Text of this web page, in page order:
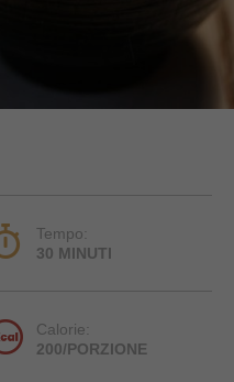
Tempo:
30 MINUTI
Calorie:
200/PORZIONE